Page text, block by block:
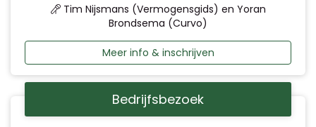
Tim Nijsmans (Vermogensgids) en Yoran
Brondsema (Curvo)
Meer info & inschrijven
Bedrijfsbezoek